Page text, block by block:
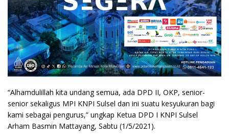
“Alhamdulillah kita undang semua, ada DPD II, OKP, senior-
senior sekaligus MPI KNPI Sulsel dan ini suatu kesyukuran bagi
kami sebagai pengurus,” ungkap Ketua DPD I KNPI Sulsel
Arham Basmin Mattayang, Sabtu (1/5/2021).